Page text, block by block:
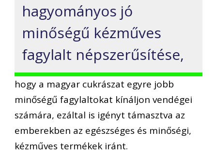
hagyományos jó
minőségű kézműves
fagylalt népszerűsítése,
hogy a magyar cukrászat egyre jobb
minőségű fagylaltokat kínáljon vendégei
számára, ezáltal is igényt támasztva az
emberekben az egészséges és minőségi,
kézműves termékek iránt.